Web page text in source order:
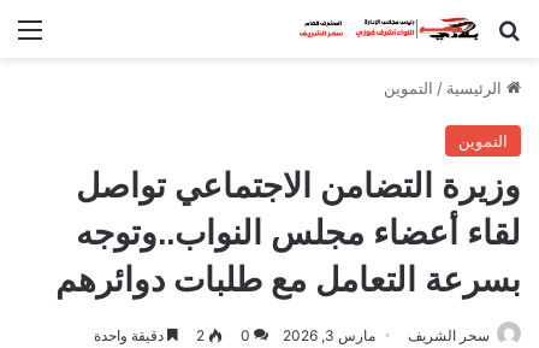
بحث عن
الرئيسية / التموين
التموين
وزيرة التضامن الاجتماعي تواصل
لقاء أعضاء مجلس النواب..وتوجه
بسرعة التعامل مع طلبات دوائرهم
سحر الشريف مارس 3, 2026 0
2 دقيقة واحدة